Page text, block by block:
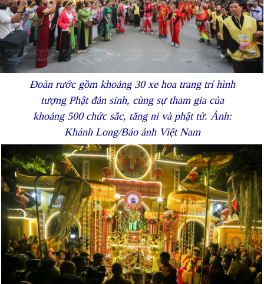
Đoàn rước gồm khoảng 30 xe hoa trang trí hình
tượng Phật đản sinh, cùng sự tham gia của
khoảng 500 chức sắc, tăng ni và phật tử. Ảnh:
Khánh Long/Báo ảnh Việt Nam